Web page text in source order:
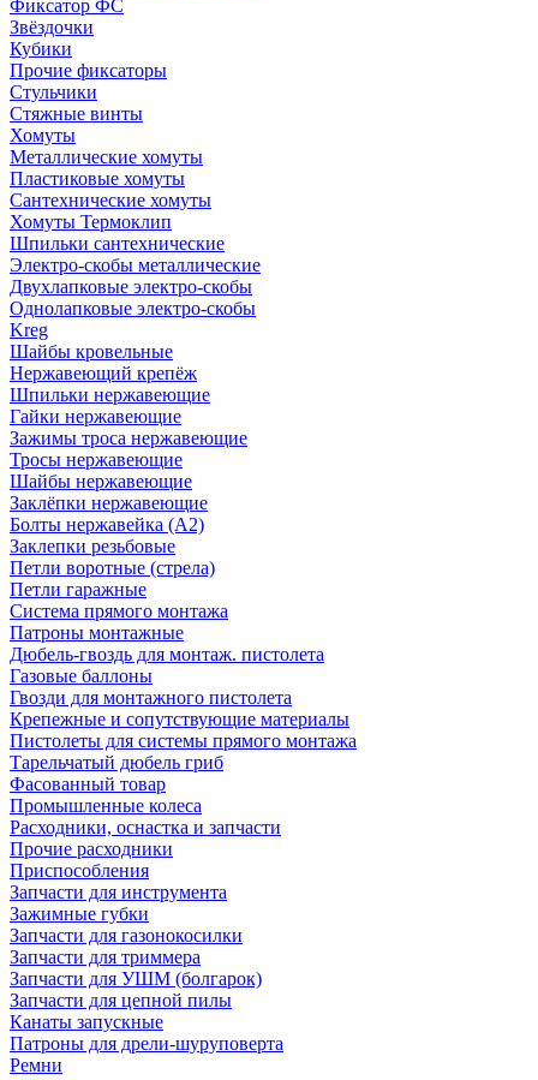
Фиксатор ФС
Звёздочки
Кубики
Прочие фиксаторы
Стульчики
Стяжные винты
Хомуты
Металлические хомуты
Пластиковые хомуты
Сантехнические хомуты
Хомуты Термоклип
Шпильки сантехнические
Электро-скобы металлические
Двухлапковые электро-скобы
Однолапковые электро-скобы
Kreg
Шайбы кровельные
Нержавеющий крепёж
Шпильки нержавеющие
Гайки нержавеющие
Зажимы троса нержавеющие
Тросы нержавеющие
Шайбы нержавеющие
Заклёпки нержавеющие
Болты нержавейка (А2)
Заклепки резьбовые
Петли воротные (стрела)
Петли гаражные
Система прямого монтажа
Патроны монтажные
Дюбель-гвоздь для монтаж. пистолета
Газовые баллоны
Гвозди для монтажного пистолета
Крепежные и сопутствующие материалы
Пистолеты для системы прямого монтажа
Тарельчатый дюбель гриб
Фасованный товар
Промышленные колеса
Расходники, оснастка и запчасти
Прочие расходники
Приспособления
Запчасти для инструмента
Зажимные губки
Запчасти для газонокосилки
Запчасти для триммера
Запчасти для УШМ (болгарок)
Запчасти для цепной пилы
Канаты запускные
Патроны для дрели-шуруповерта
Ремни